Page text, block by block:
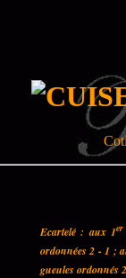
Ecartelé : aux 1er
ordonnées 2 - 1 ;
gueules ordonnés